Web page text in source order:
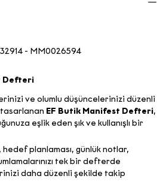
- MM0026594
Defteri
ve olumlu düşüncelerinizi düzenli
EF Butik Manifest Defteri,
eşlik eden şık ve kullanışlı bir
hedef planlaması, günlük notlar,
tek bir defterde
daha düzenli şekilde takip